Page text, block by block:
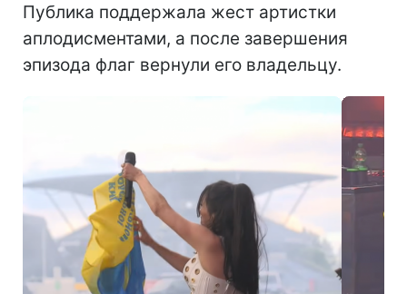
Публика поддержала жест артистки
аплодисментами, а после завершения
эпизода флаг вернули его владельцу.